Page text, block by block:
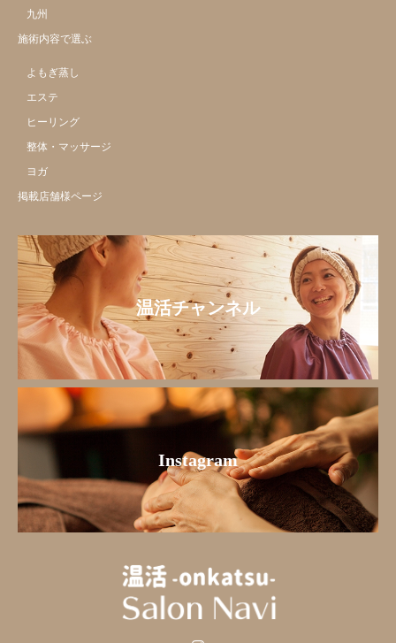
九州
施術内容で選ぶ
よもぎ蒸し
エステ
ヒーリング
整体・マッサージ
ヨガ
掲載店舗様ページ
温活チャンネル
Instagram